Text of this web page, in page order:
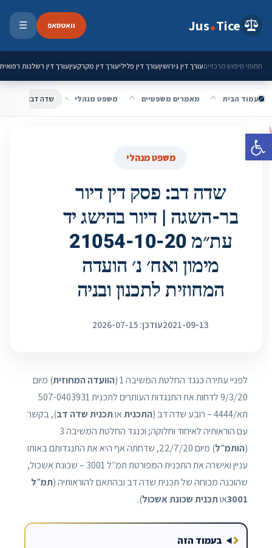
פתח סרגל נגישות
Jus Tice וואטסאפ ☰
תחומי חיפוש מרכזייםעורך דין גירושיןעורך דין פליליעורך דין מקרקעיןעורך דין רשלנות רפואית
עמוד הבית מאמרים משפטיים משפט מנהלי
משפט מנהלי
שדה דב: פסק דין דיור
בר-השגה | דיור בהישג יד
עת״מ 21054-10-20
מימון ואח׳ נ׳ הועדה
המחוזית לתכנון ובניה
2021-09-13עודכן: 2026-07-15
לפניי עתירה כנגד החלטת המשיבה 1 ( הוועדה המחוזית) מיום
9/3/20 לדחות את התנגדות העותרים לתכנית 507-0403931
תא/4444 – רובע שדה דב (
התכניתאותכנית שדה דב), בקשר
עם הוראותיה לאיחוד וחלוקה; וכנגד החלטת המשיבה 3
(הותמ״ל
) מיום 22/7/20, שדחתה אף היא את התנגדותם באותו
עניין ואישרה את התכנית המפורטת תמ״ל 3001 – שכונת אשכול,
שהוכנה מכוחה של תכנית שדה דב ובהתאם להוראותיה (תמ״ל
3001אותכנית שכונת אשכול).
בעמוד הזה